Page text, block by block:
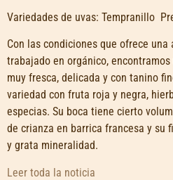
Variedades de uvas: Tempranillo
Con las condiciones que ofrece
trabajado en orgánico,
muy fresca, delicada y con tanino
variedad con fruta roja y negra,
especias. Su boca tiene cierto
de crianza en barrica francesa y su
y grata mineralidad.
Leer toda la noticia